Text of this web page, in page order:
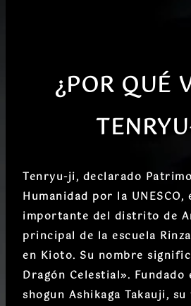
¿POR QUÉ
Tenryu-ji, declarado
Humanidad por la UNESCO,
importante del distrito de
principal de la escuela
en Kioto. Su nombre
Dragón Celestial». Fundado
shogun Ashikaga Takauji,